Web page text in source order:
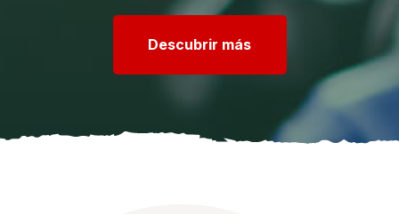
Descubrir más